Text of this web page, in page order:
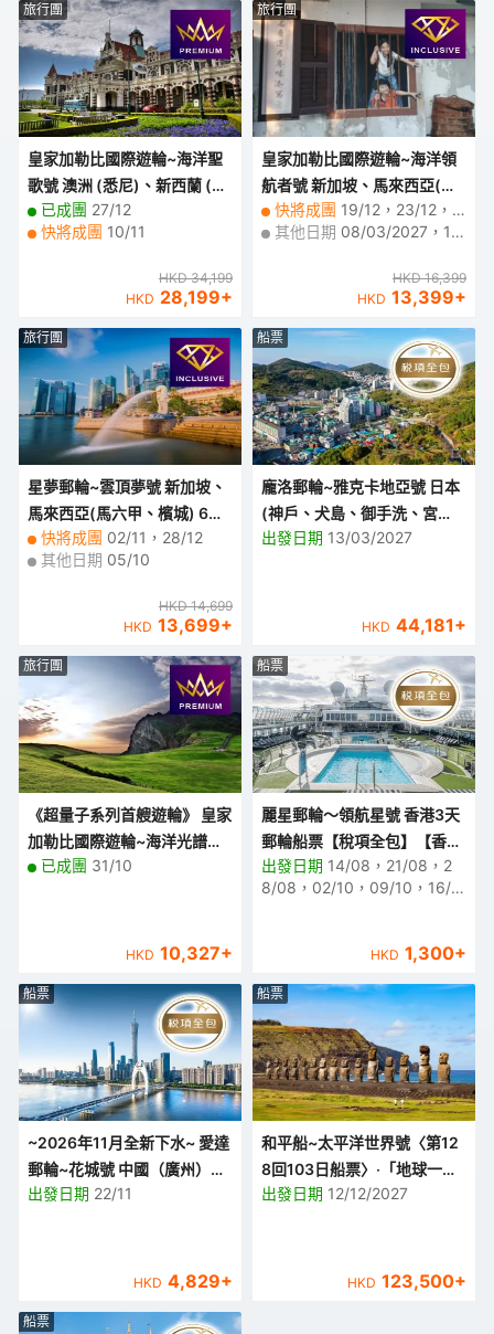
旅行團
皇家加勒比國際遊輪~海洋聖
歌號 澳洲 (悉尼)、新西蘭 (皮
克頓、基督城、但尼丁、冰川
峽灣國家公園 ) 12天豪華郵輪
已成團 27/12
快將成團 10/11
HKD 34,199
HKD 28,199+
旅行團
皇家加勒比國際遊輪~海洋領
航者號 新加坡、馬來西亞(檳
城)、泰國(布吉島) 6天豪華郵
輪假期【優遊全包】
快將成團 19/12，23/12，14/01/2027，27/01
其他日期 08/03/2027，12/03，16/03
HKD 16,399
HKD 13,399+
旅行團
星夢郵輪~雲頂夢號 新加坡、
馬來西亞(馬六甲、檳城) 6天
豪華郵輪假期【優遊全包】
快將成團 02/11，28/12
其他日期 05/10
HKD 14,699
HKD 13,699+
船票
龐洛郵輪~雅克卡地亞號 日本
(神戶、犬島、御手洗、宮
島、萩)、韓國(釜山) 6天豪華
出發日期 13/03/2027
HKD 44,181+
旅行團
《超量子系列首艘遊輪》 皇家
加勒比國際遊輪~海洋光譜號
中國(上海)、韓國(濟州、釜
際郵輪碼頭上船，香港啟德郵
已成團 31/10
HKD 10,327+
船票
麗星郵輪～領航星號 香港3天
郵輪船票【稅項全包】【香港
尖沙咀海運碼頭往返】
出發日期 14/08，21/08，2
8/08，02/10，09/10，16/1
HKD 1,300+
船票
~2026年11月全新下水~ 愛達
郵輪~花城號 中國（廣州）、
越南（真美港） 6天郵輪船票
出發日期 22/11
HKD 4,829+
船票
和平船~太平洋世界號〈第12
8回103日船票〉‧「地球一周
の船旅」 探索南半球 遊歷南
出發日期 12/12/2027
HKD 123,500+
船票